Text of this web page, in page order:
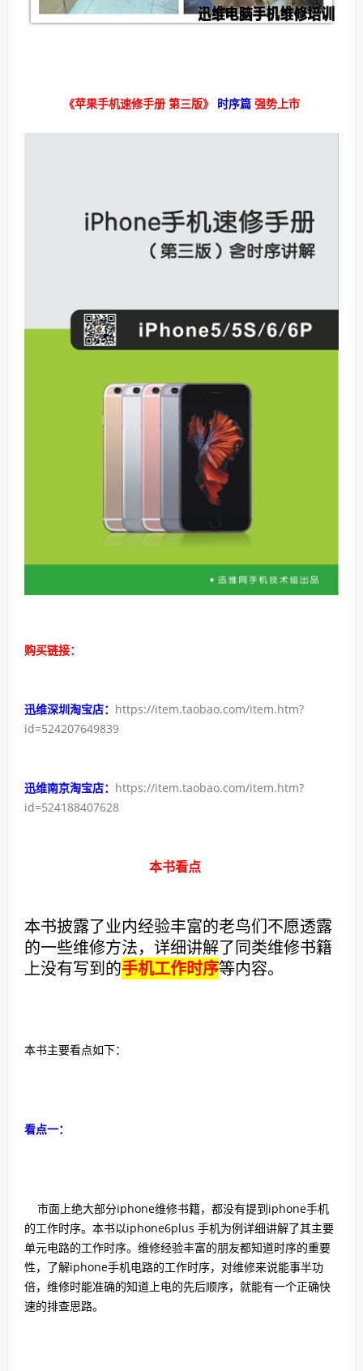
《苹果手机速修手册 第三版》 时序篇强势上市
购买链接：
迅维深圳淘宝店： https://item.taobao.com/item.htm?
id=524207649839
迅维南京淘宝店： https://item.taobao.com/item.htm?
id=524188407628
本书看点
本书披露了业内经验丰富的老鸟们不愿透露
的一些维修方法，详细讲解了同类维修书籍
上没有写到的手机工作时序等内容。
本书主要看点如下：
看点一：
市面上绝大部分iphone维修书籍，都没有提到iphone手机
的工作时序。本书以iphone6plus 手机为例详细讲解了其主要
单元电路的工作时序。维修经验丰富的朋友都知道时序的重要
性，了解iphone手机电路的工作时序，对维修来说能事半功
倍，维修时能准确的知道上电的先后顺序，就能有一个正确快
速的排查思路。